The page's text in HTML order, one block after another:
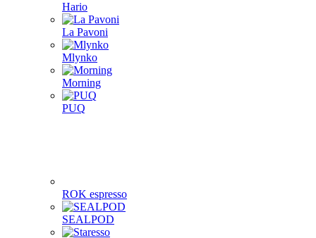
Hario
La Pavoni
Mlynko
Morning
PUQ
ROK espresso
SEALPOD